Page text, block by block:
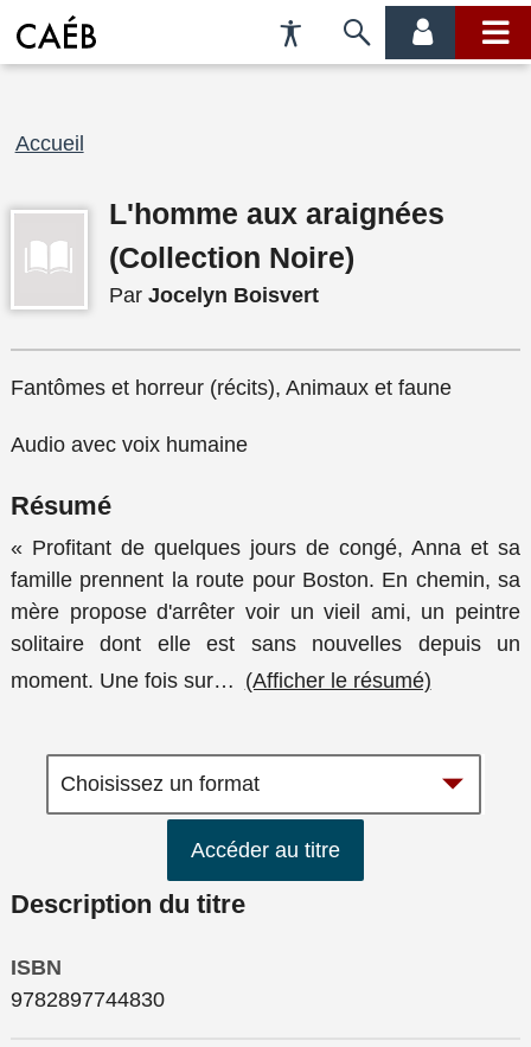
Préférences
d'accessibilité
Passer
menu
menu
Fil
Accueil
L'homme aux araignées
(Collection Noire)
Par Jocelyn Boisvert
Fantômes et horreur (récits), Animaux et faune
Audio avec voix humaine
Résumé
« Profitant de quelques jours de congé, Anna et sa
famille prennent la route pour Boston. En chemin, sa
mère propose d'arrêter voir un vieil ami, un peintre
solitaire dont elle est sans nouvelles depuis un
moment. Une fois sur… (Afficher le résumé)
Accéder au titre
Description du titre
ISBN
9782897744830